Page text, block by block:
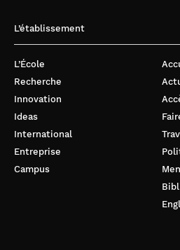
L’établissement
L’École
Recherche
Innovation
Ideas
International
Entreprise
Campus